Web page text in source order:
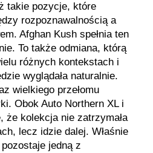
takie pozycje, które
rozpoznawalnością a
Afghan Kush spełnia ten
To także odmiana, którą
różnych kontekstach i
wyglądała naturalnie.
wielkiego przełomu
Obok Auto Northern XL i
że kolekcja nie zatrzymała
lecz idzie dalej. Właśnie
jedną z